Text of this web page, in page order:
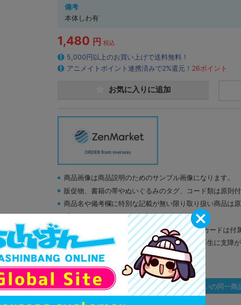
備考
本体しわ有
1,480 円 税込
5,000円以上のお買い上げで送料無料！
アニメイトポイント連携済みで2%還元！ 26ポイント
お気に入りに追加
商品画像は商品説明のためのサンプル画像になります。
販促物、書籍の帯やぬいぐるみのタグ、コード類は原則
商品名や備考欄に特別な記載が無い限り取り扱い商品は原
「電池」は原則として保証対象外となります。
ゲーム機本体には、SDカードなどのメモリーカードは付
ディスク類の読み取り面のキズに関しまして再生に支障
す。
※詳細につきましてはコチラ
状態違いの同一商